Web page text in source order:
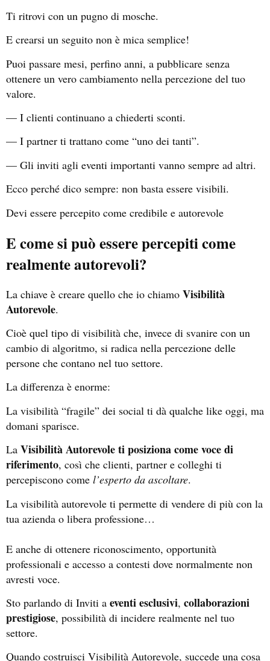
Ti ritrovi con un pugno di mosche.
E crearsi un seguito non è mica semplice!
Puoi passare mesi, perfino anni, a pubblicare senza
ottenere un vero cambiamento nella percezione del tuo
valore.
— I clienti continuano a chiederti sconti.
— I partner ti trattano come “uno dei tanti”.
— Gli inviti agli eventi importanti vanno sempre ad altri.
Ecco perché dico sempre: non basta essere visibili.
Devi essere percepito come credibile e autorevole
E come si può essere percepiti come
realmente autorevoli?
La chiave è creare quello che io chiamo Visibilità
Autorevole.
Cioè quel tipo di visibilità che, invece di svanire con un
cambio di algoritmo, si radica nella percezione delle
persone che contano nel tuo settore.
La differenza è enorme:
La visibilità “fragile” dei social ti dà qualche like oggi, ma
domani sparisce.
La Visibilità Autorevole ti posiziona come voce di
riferimento, così che clienti, partner e colleghi ti
percepiscono come l’esperto da ascoltare.
La visibilità autorevole ti permette di vendere di più con la
tua azienda o libera professione…
E anche di ottenere riconoscimento, opportunità
professionali e accesso a contesti dove normalmente non
avresti voce.
Sto parlando di Inviti a eventi esclusivi, collaborazioni
prestigiose, possibilità di incidere realmente nel tuo
settore.
Quando costruisci Visibilità Autorevole, succede una cosa